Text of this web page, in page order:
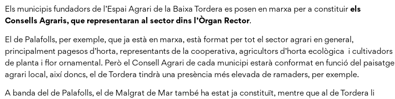
Els municipis fundadors de l’Espai Agrari de la Baixa Tordera es posen en marxa per a constituir els
Consells Agraris, que representaran al sector dins l’Òrgan Rector.
El de Palafolls, per exemple, que ja està en marxa, està format per tot el sector agrari en general,
principalment pagesos d’horta, representants de la cooperativa, agricultors d’horta ecològica i cultivadors
de planta i flor ornamental. Però el Consell Agrari de cada municipi estarà conformat en funció del paisatge
agrari local, així doncs, el de Tordera tindrà una presència més elevada de ramaders, per exemple.
A banda del de Palafolls, el de Malgrat de Mar també ha estat ja constituït, mentre que al de Tordera li